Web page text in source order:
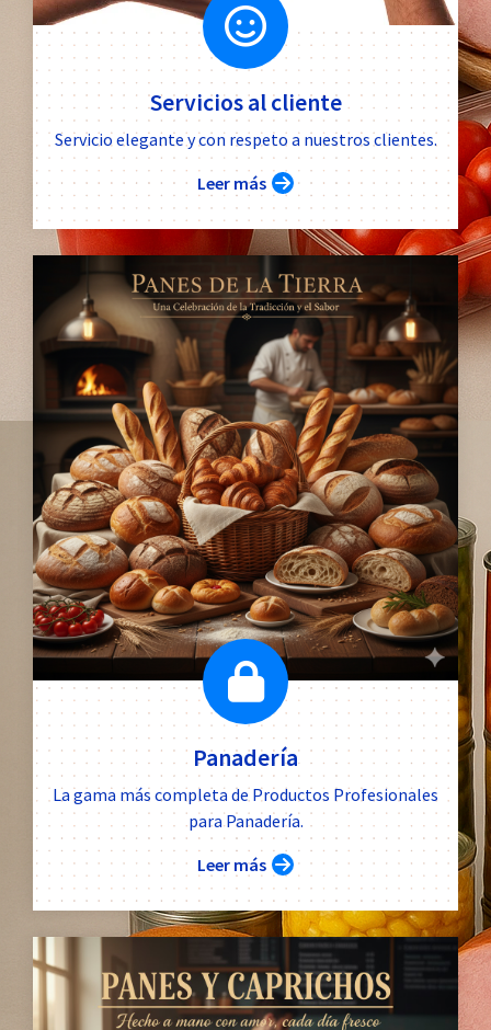
Servicios al cliente
Servicio elegante y con respeto a nuestros clientes.
Leer más
Panadería
La gama más completa de Productos Profesionales
para Panadería.
Leer más